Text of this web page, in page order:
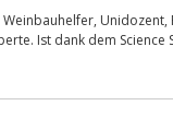
Ist dank dem